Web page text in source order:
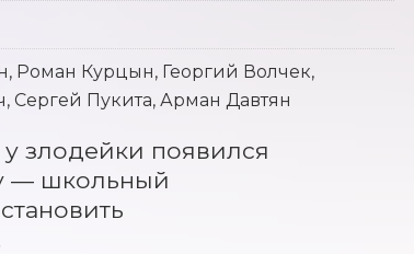
Роман Курцын, Георгий Волчек,
Пукита, Арман Давтян
злодейки появился
— школьный